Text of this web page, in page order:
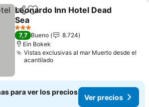
CompartirAñadir a favoritos
Leonardo Inn Hotel Dead
Sea
3 Estrellas
7,7 Bueno
8.724
Ein Bokek
Vistas exclusivas al mar Muerto desde el
acantilado
para ver los precios
Ver precios